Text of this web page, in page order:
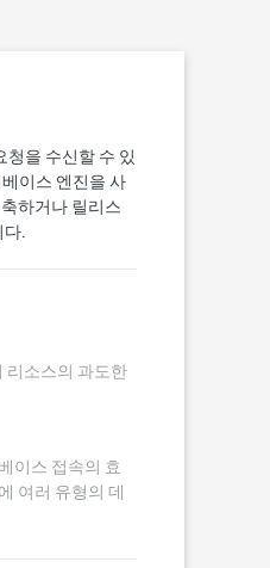
청을 수신할 수 있
이스 엔진을 사
하거나 릴리스
.
리소스의 과도한
이스 접속의 효
여러 유형의 데